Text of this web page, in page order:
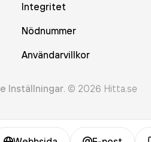
Integritet
Nödnummer
Användarvillkor
Inställningar. © 2026 Hitta.se